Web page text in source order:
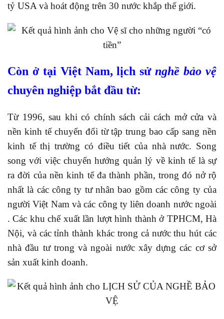
tỷ USA và hoát động trên 30 nước khắp thế giới.
Còn ở tại Việt Nam, lịch sửnghề bảo vệ
chuyên nghiệp bắt đầu từ:
Từ 1996, sau khi có chính sách cải cách mở cửa và
nền kinh tế chuyển đổi từ tập trung bao cấp sang nền
kinh tế thị trường có điều tiết của nhà nước. Song
song với việc chuyển hướng quản lý về kinh tế là sự
ra đời của nền kinh tế đa thành phần, trong đó nở rộ
nhất là các công ty tư nhân bao gồm các công ty của
người Việt Nam và các công ty liên doanh nước ngoài
. Các khu chế xuất lần lượt hình thành ở TPHCM, Hà
Nội, và các tỉnh thành khác trong cả nước thu hút các
nhà đầu tư trong và ngoài nước xây dựng các cơ sở
sản xuất kinh doanh.